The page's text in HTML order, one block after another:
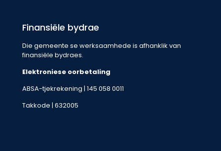
Finansiële bydrae
Die gemeente se werksaamhede is afhanklik van
finansiële bydraes.
Elektroniese oorbetaling
ABSA-tjekrekening | 145 058 0011
Takkode | 632005